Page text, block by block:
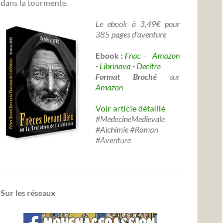
dans la tourmente.
Le ebook à 3,49€ pour
385 pages d'aventure
Ebook :Fnac – Amazon
-Librinova-Decitre
Format Broché sur
Amazon
Voir article détaillé
#MedecineMedievale
#Alchimie #Roman
#Aventure
Sur les réseaux